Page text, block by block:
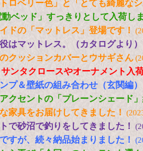
トロベリー色」と「とても綺麗な
動ベッド」すっきりとして入荷し
ドの「マットレス」登場です！
はマットレス。（カタログより）
クッションカバーとウサギさん
ンタクロースやオーナメント入
プ＆壁紙の組み合わせ（玄関編）
クセントの「プレーンシェード
家具をお届けしてきました！
で砂沼で釣りをしてきました！
すが、続々納品始まりました！